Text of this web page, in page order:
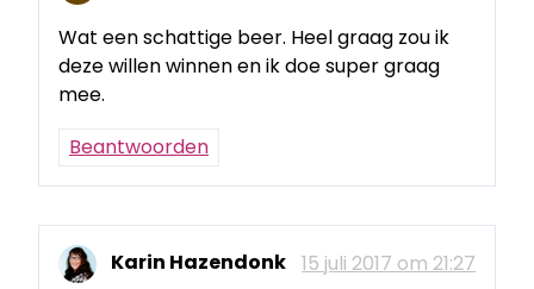
Wat een schattige beer. Heel graag zou ik
deze willen winnen en ik doe super graag
mee.
Beantwoorden
Karin Hazendonk 15 juli 2017 om 21:27